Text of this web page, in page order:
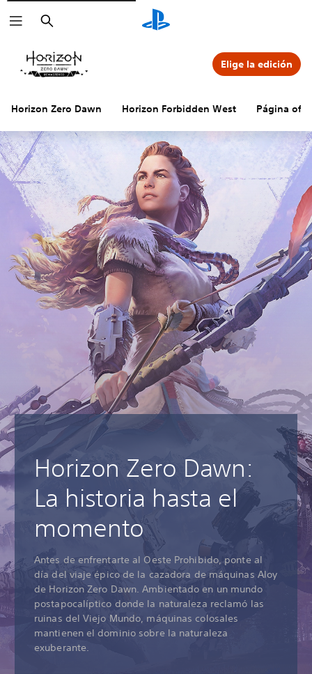
Buscar
Horizon Zero Dawn Horizon Forbidden West Página
Elige la edición
Horizon Zero Dawn:
La historia hasta el
momento
Antes de enfrentarte al Oeste Prohibido, ponte al
día del viaje épico de la cazadora de máquinas Aloy
de Horizon Zero Dawn. Ambientado en un mundo
postapocalíptico donde la naturaleza reclamó las
ruinas del Viejo Mundo, máquinas colosales
mantienen el dominio sobre la naturaleza
exuberante.